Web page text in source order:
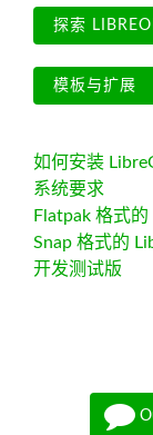
探索
模板与扩展
如何安装
系统要求
Flatpak 格式
Snap 格式的
开发测试版